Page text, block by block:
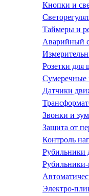
Кнопки и
Таймеры и
Аварийный
Розетки для
Сумеречные
Датчики
Звонки и
Защита от
Контроль
Рубильники
Рубильники-
Электро-